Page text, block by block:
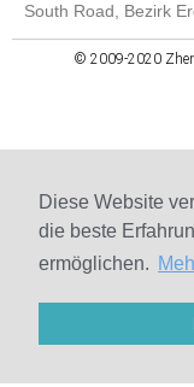
Diese Website
die beste
ermöglichen.
South Road, Bezirk
© 2009-2020